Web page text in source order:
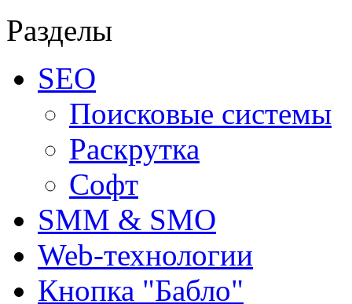
Разделы
SEO
Поисковые системы
Раскрутка
Софт
SMM & SMO
Web-технологии
Кнопка "Бабло"